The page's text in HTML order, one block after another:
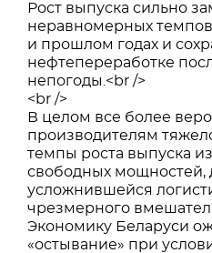
Рост выпуска сильно
неравномерных
и прошлом годах и
нефтепереработке
непогоды.<br />
<br />
В целом все более
производителям
темпы роста выпуска
свободных мощностей,
усложнившейся
чрезмерного
Экономику Беларуси
«остывание» при